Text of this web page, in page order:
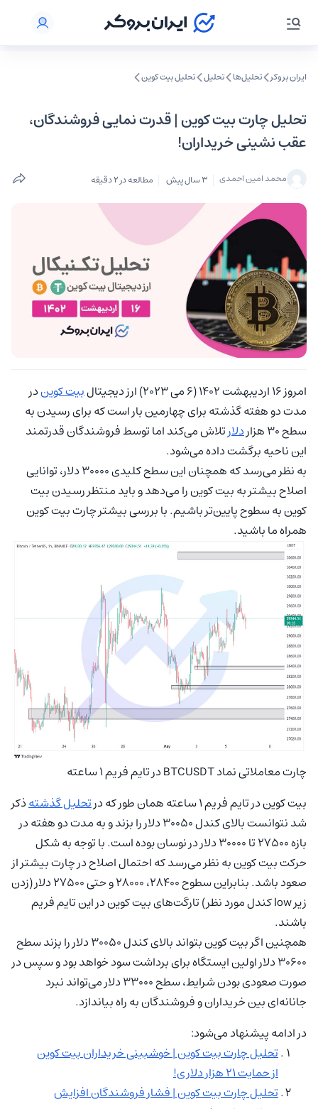
ایران بروکر تحلیل‌ها تحلیل‌ تحلیل بیت کوین
تحلیل چارت بیت کوین | قدرت نمایی فروشندگان،
عقب نشینی خریداران!
محمد امین احمدی 3 سال پیش مطالعه در 2 دقیقه
امروز 16 اردیبهشت 1402 (6 می 2023) ارز دیجیتال بیت کویندر
مدت دو هفته گذشته برای چهارمین بار است که برای رسیدن به
سطح 30 هزار
دلارتلاش می‌کند اما توسط فروشندگان قدرتمند
این ناحیه برگشت داده می‌شود.
به نظر می‌رسد که همچنان این سطح کلیدی 30000 دلار، توانایی
اصلاح بیشتر به بیت کوین را می‌دهد و باید منتظر رسیدن بیت
کوین به سطوح پایین‌تر باشیم. با بررسی بیشتر چارت بیت کوین
همراه ما باشید.
چارت معاملاتی نماد BTCUSDT در تایم فریم 1 ساعته
بیت کوین در تایم فریم 1 ساعته همان طور که در
تحلیل گذشتهذکر
شد نتوانست بالای کندل 30050 دلار را بزند و به مدت دو هفته در
بازه 27500 تا 30000 دلار در نوسان بوده است. با توجه به شکل
حرکت بیت کوین به نظر می‌رسد که احتمال اصلاح در چارت بیشتر از
صعود باشد. بنابراین سطوح 28400، 28000 و حتی 27500 دلار (زدن
زیر low کندل مورد نظر) تارگت‌های بیت کوین در این تایم فریم
باشند.
همچنین اگر بیت کوین بتواند بالای کندل 30050 دلار را بزند سطح
30600 دلار اولین ایستگاه برای برداشت سود خواهد بود و سپس در
صورت صعودی بودن شرایط، سطح 33000 دلار می‌تواند نبرد
جانانه‌ای بین خریداران و فروشندگان به راه بیاندازد.
در ادامه پیشنهاد می‌شود:
تحلیل چارت بیت کوین | خوشبینی خریداران بیت کوین
از حمایت 21 هزار دلاری!
تحلیل چارت بیت کوین | فشار فروشندگان افزایش